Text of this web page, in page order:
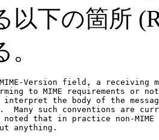
以下の箇所
Version field, a receiving
to MIME requirements or
interpret the body of the
Many such conventions are
noted that in practice non-MIME